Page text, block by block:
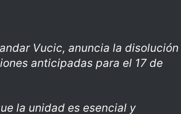
Vucic, anuncia la disolución
anticipadas para el 17 de
la unidad es esencial y